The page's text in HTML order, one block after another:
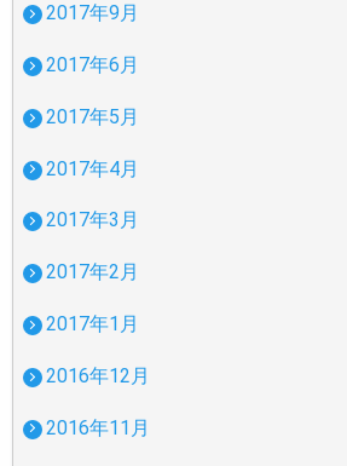
2017年9月
2017年6月
2017年5月
2017年4月
2017年3月
2017年2月
2017年1月
2016年12月
2016年11月